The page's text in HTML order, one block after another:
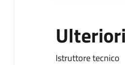
Istruttore tecnico